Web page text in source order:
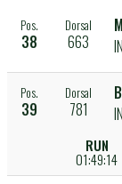
Pos.
38
Dorsal
663
Pos.
39
Dorsal
781
RUN
01:49:14